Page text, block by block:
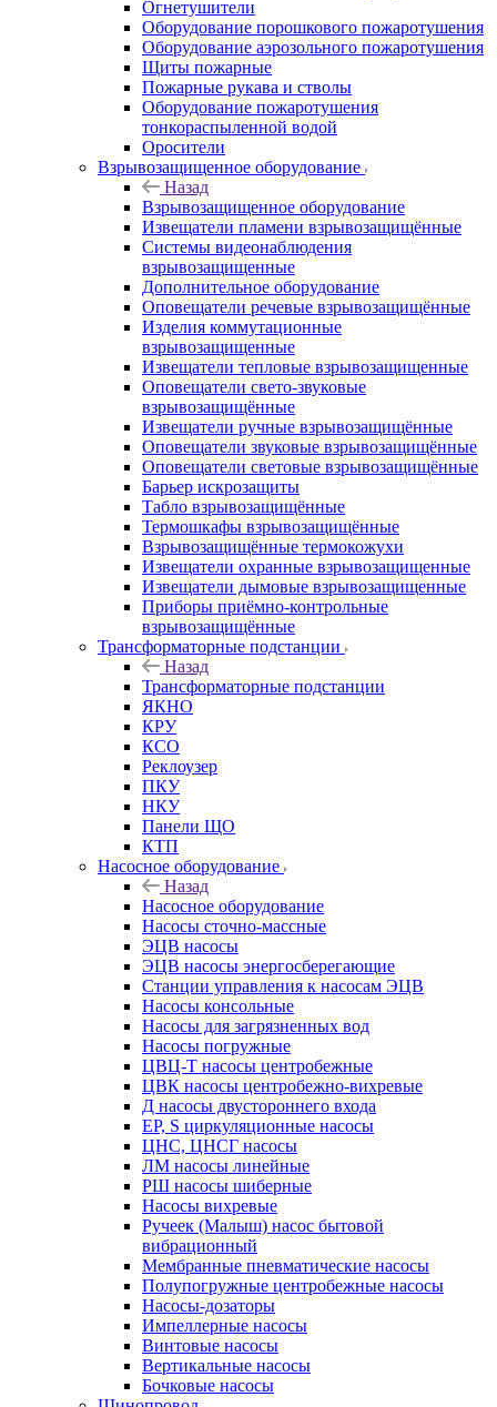
Огнетушители
Оборудование порошкового пожаротушения
Оборудование аэрозольного пожаротушения
Щиты пожарные
Пожарные рукава и стволы
Оборудование пожаротушения
тонкораспыленной водой
Оросители
Взрывозащищенное оборудование
Назад
Взрывозащищенное оборудование
Извещатели пламени взрывозащищённые
Системы видеонаблюдения
взрывозащищенные
Дополнительное оборудование
Оповещатели речевые взрывозащищённые
Изделия коммутационные
взрывозащищенные
Извещатели тепловые взрывозащищенные
Оповещатели свето-звуковые
взрывозащищённые
Извещатели ручные взрывозащищённые
Оповещатели звуковые взрывозащищённые
Оповещатели световые взрывозащищённые
Барьер искрозащиты
Табло взрывозащищённые
Термошкафы взрывозащищённые
Взрывозащищённые термокожухи
Извещатели охранные взрывозащищенные
Извещатели дымовые взрывозащищенные
Приборы приёмно-контрольные
взрывозащищённые
Трансформаторные подстанции
Назад
Трансформаторные подстанции
ЯКНО
КРУ
КСО
Реклоузер
ПКУ
НКУ
Панели ЩО
КТП
Насосное оборудование
Назад
Насосное оборудование
Насосы сточно-массные
ЭЦВ насосы
ЭЦВ насосы энергосберегающие
Станции управления к насосам ЭЦВ
Насосы консольные
Насосы для загрязненных вод
Насосы погружные
ЦВЦ-Т насосы центробежные
ЦВК насосы центробежно-вихревые
Д насосы двустороннего входа
EP, S циркуляционные насосы
ЦНС, ЦНСГ насосы
ЛМ насосы линейные
РШ насосы шиберные
Насосы вихревые
Ручеек (Малыш) насос бытовой
вибрационный
Мембранные пневматические насосы
Полупогружные центробежные насосы
Насосы-дозаторы
Импеллерные насосы
Винтовые насосы
Вертикальные насосы
Бочковые насосы